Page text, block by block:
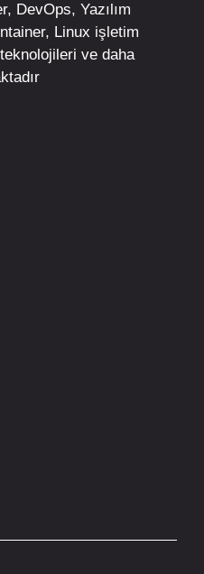
DevOps, Yazılım
, Linux işletim
ve daha